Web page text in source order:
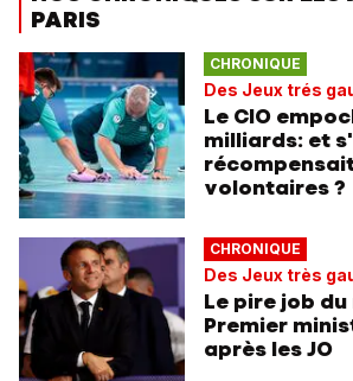
PARIS
CHRONIQUE
Des Jeux trés
Le CIO
milliards: et
volontaires ?
CHRONIQUE
Des Jeux très
Le pire job
Premier
après les JO